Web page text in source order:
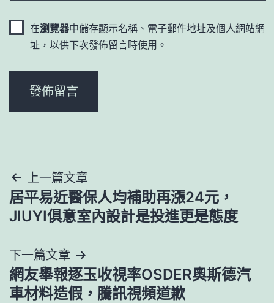
在瀏覽器中儲存顯示名稱、電子郵件地址及個人網站網
址，以供下次發佈留言時使用。
文
章
覽
上一篇文章
居平易近醫保人均補助再漲24元，
JIUYI俱意室內設計是投進更是態度
下一篇文章
網友舉報逐玉收視率OSDER奧斯德汽
車材料造假，騰訊視頻道歉